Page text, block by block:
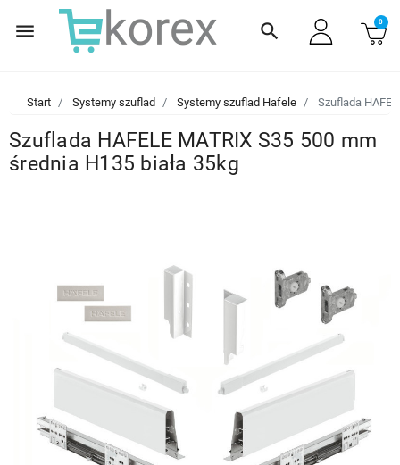
menu search 0
Start Systemy szuflad Systemy szuflad Hafele Szuflada
Szuflada HAFELE MATRIX S35 500 mm
średnia H135 biała 35kg